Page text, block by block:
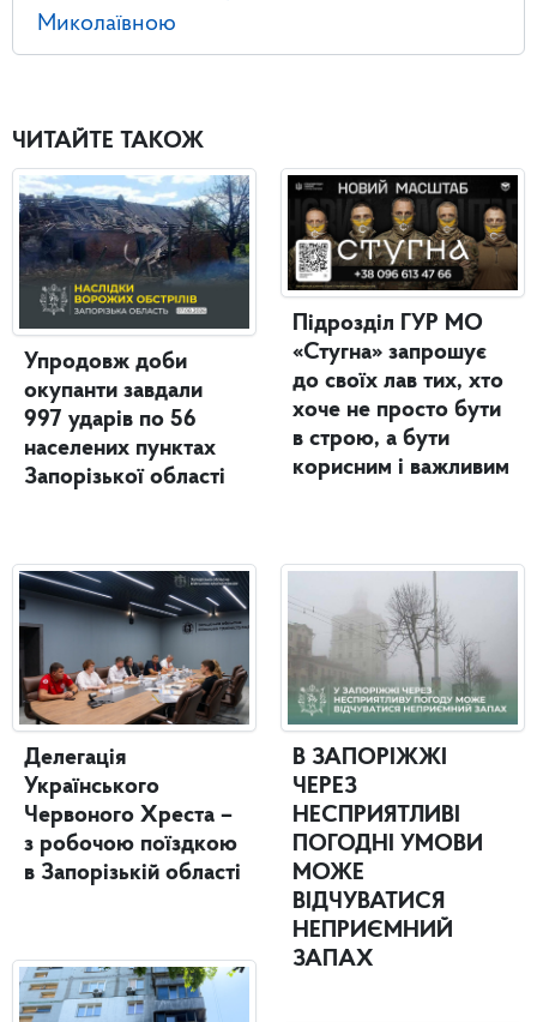
Миколаївною
ЧИТАЙТЕ ТАКОЖ
Упродовж доби
окупанти завдали
997 ударів по 56
населених пунктах
Запорізької області
Делегація
Українського
Червоного Хреста –
з робочою поїздкою
в Запорізькій області
Підрозділ ГУР МО
«Стугна» запрошує
до своїх лав тих, хто
хоче не просто бути
в строю, а бути
корисним і важливим
В ЗАПОРІЖЖІ
ЧЕРЕЗ
НЕСПРИЯТЛИВІ
ПОГОДНІ УМОВИ
МОЖЕ
ВІДЧУВАТИСЯ
НЕПРИЄМНИЙ
ЗАПАХ